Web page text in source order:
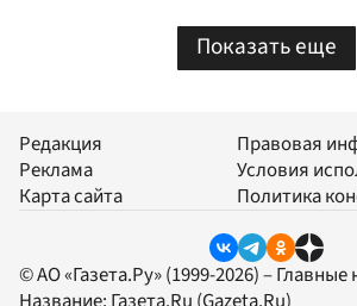
Показать еще
Редакция
Реклама
Карта сайта
Правовая
Условия
Политика
© АО «Газета.Ру» (1999-2026) –